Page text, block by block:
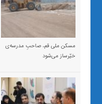
مسکن ملی قم، صاحبِ مدرسه‌ی
خیّرساز می‌شود